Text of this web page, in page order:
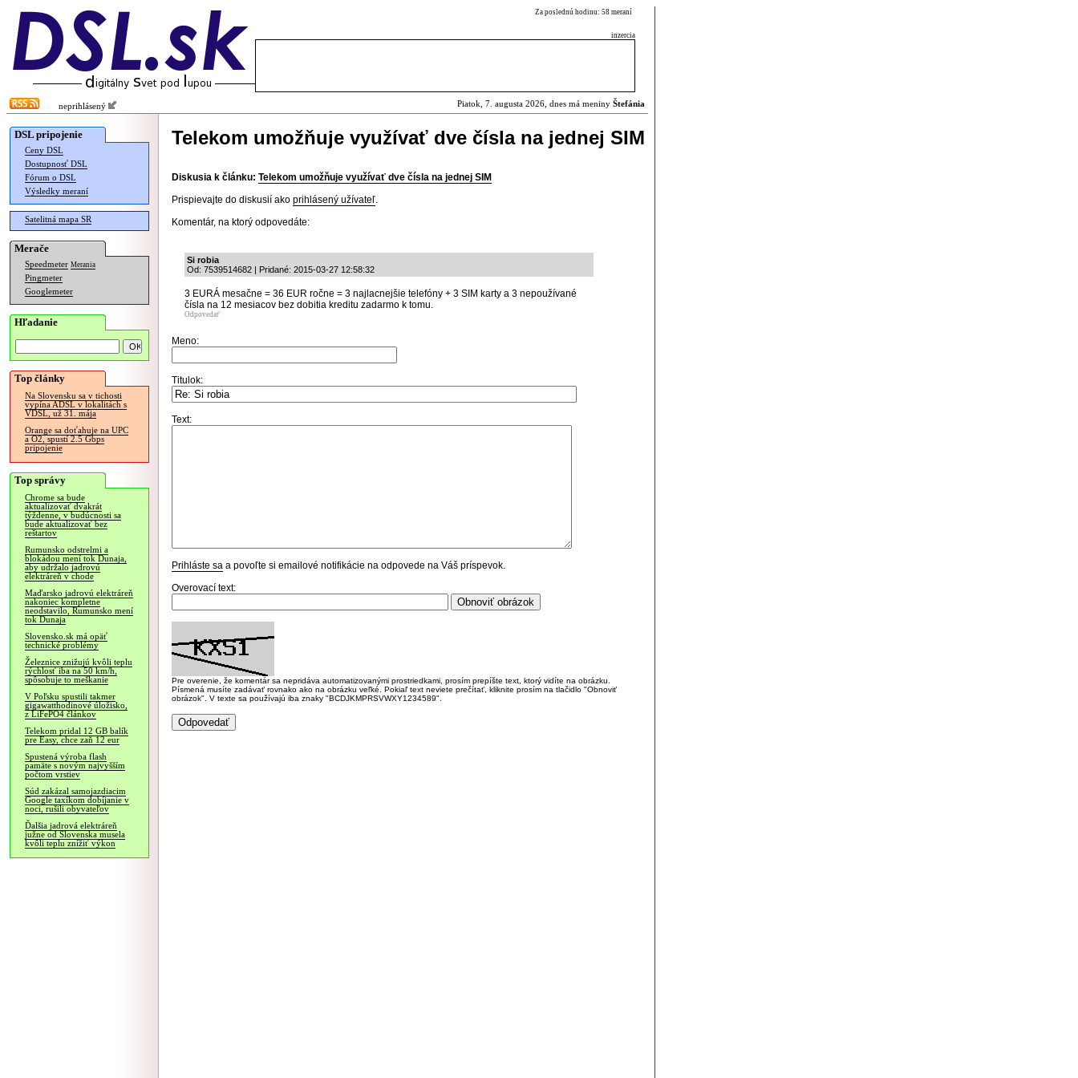
Za poslednú hodinu: 58 meraní
inzercia
neprihlásený Piatok, 7. augusta 2026, dnes má meniny Štefánia
DSL pripojenie
Ceny DSL
Dostupnosť DSL
Fórum o DSL
Výsledky meraní
Satelitná mapa SR
Merače
Speedmeter Merania
Pingmeter
Googlemeter
Hľadanie
Top články
Na Slovensku sa v tichosti
vypína ADSL v lokalitách s
VDSL, už 31. mája
Orange sa doťahuje na UPC
a O2, spustí 2.5 Gbps
pripojenie
Top správy
Chrome sa bude
aktualizovať dvakrát
týždenne, v budúcnosti sa
bude aktualizovať bez
reštartov
Rumunsko odstrelmi a
blokádou mení tok Dunaja,
aby udržalo jadrovú
elektráreň v chode
Maďarsko jadrovú elektráreň
nakoniec kompletne
neodstavilo, Rumunsko mení
tok Dunaja
Slovensko.sk má opäť
technické problémy
Železnice znižujú kvôli teplu
rýchlosť iba na 50 km/h,
spôsobuje to meškanie
V Poľsku spustili takmer
gigawatthodinové úložisko,
z LiFePO4 článkov
Telekom pridal 12 GB balík
pre Easy, chce zaň 12 eur
Spustená výroba flash
pamäte s novým najvyšším
počtom vrstiev
Súd zakázal samojazdiacim
Google taxíkom dobíjanie v
noci, rušili obyvateľov
Ďalšia jadrová elektráreň
južne od Slovenska musela
kvôli teplu znížiť výkon
Telekom umožňuje využívať dve čísla na jednej SIM
Diskusia k článku: Telekom umožňuje využívať dve čísla na jednej SIM
Prispievajte do diskusií ako prihlásený užívateľ.
Komentár, na ktorý odpovedáte:
Si robia
Od: 7539514682 | Pridané: 2015-03-27 12:58:32
3 EURÁ mesačne = 36 EUR ročne = 3 najlacnejšie telefóny + 3 SIM karty a 3 nepoužívané
čísla na 12 mesiacov bez dobitia kreditu zadarmo k tomu.
Odpovedať
Meno:
Titulok:
Text:
Prihláste sa a povoľte si emailové notifikácie na odpovede na Váš príspevok.
Overovací text:
Pre overenie, že komentár sa nepridáva automatizovanými prostriedkami, prosím prepíšte text, ktorý vidíte na obrázku.
Písmená musíte zadávať rovnako ako na obrázku veľké. Pokiaľ text neviete prečítať, kliknite prosím na tlačidlo "Obnoviť
obrázok". V texte sa používajú iba znaky "BCDJKMPRSVWXY1234589".